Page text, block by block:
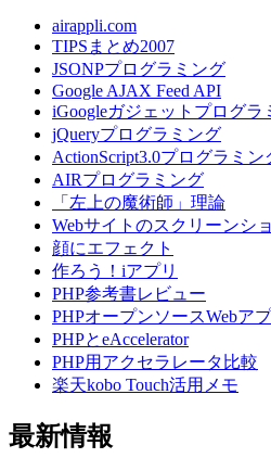
airappli.com
TIPSまとめ2007
JSONPプログラミング
Google AJAX Feed API
iGoogleガジェットプログラ
jQueryプログラミング
ActionScript3.0プログラミン
AIRプログラミング
「左上の魔術師」理論
Webサイトのスクリーンシ
顔にエフェクト
作ろう！iアプリ
PHP参考書レビュー
PHPオープンソースWebア
PHPとeAccelerator
PHP用アクセラレータ比較
楽天kobo Touch活用メモ
最新情報